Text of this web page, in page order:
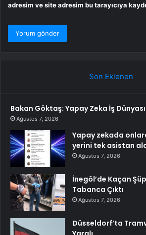
adresim ve site adresim bu tarayıcıya
Son Eklenen
Bakan Göktaş: Yapay Zeka İş
Ağustos 7, 2026
Yapay zekada
yerini tek asistan
Ağustos 7, 2026
İnegöl’de Kaçan
Tabanca Çıktı
Ağustos 7, 2026
Düsseldorf’ta